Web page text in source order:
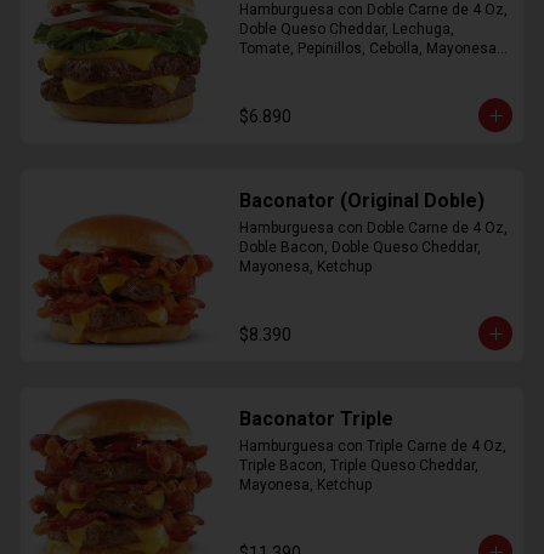
Hamburguesa con Doble Carne de 4 Oz,
Doble Queso Cheddar, Lechuga,
Tomate, Pepinillos, Cebolla, Mayonesa,
$6.890
Baconator (Original Doble)
Hamburguesa con Doble Carne de 4 Oz,
Doble Bacon, Doble Queso Cheddar,
Mayonesa, Ketchup
$8.390
Baconator Triple
Hamburguesa con Triple Carne de 4 Oz,
Triple Bacon, Triple Queso Cheddar,
Mayonesa, Ketchup